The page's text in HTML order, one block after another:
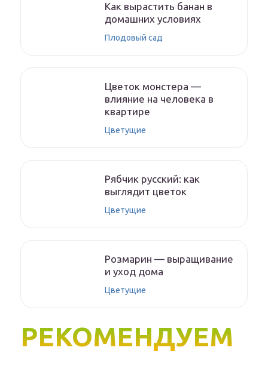
Как вырастить банан в
домашних условиях
Плодовый сад
Цветок монстера —
влияние на человека в
квартире
Цветущие
Рябчик русский: как
выглядит цветок
Цветущие
Розмарин — выращивание
и уход дома
Цветущие
РЕКОМЕНДУЕМ